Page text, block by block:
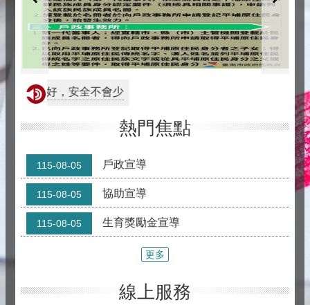
災作的好，安全不會少
熱門焦點
戶政宣導
115-08-05 協助宣導
115-08-05 生育獎勵金宣導
更多
線上服務
線上預約